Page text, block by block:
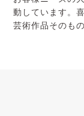
動しています。
芸術作品そのも